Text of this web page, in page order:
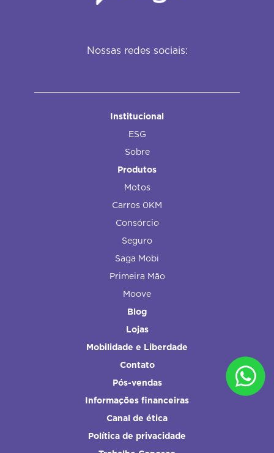
Nossas redes sociais:
Institucional
ESG
Sobre
Produtos
Motos
Carros 0KM
Consórcio
Seguro
Saga Mobi
Primeira Mão
Moove
Blog
Lojas
Mobilidade e Liberdade
Contato
Pós-vendas
Informações financeiras
Canal de ética
Política de privacidade